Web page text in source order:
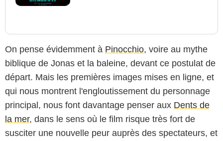
On pense évidemment à Pinocchio, voire au mythe
biblique de Jonas et la baleine, devant ce postulat de
départ. Mais les premières images mises en ligne, et
qui nous montrent l'engloutissement du personnage
principal, nous font davantage penser aux Dents de
la mer, dans le sens où le film risque très fort de
susciter une nouvelle peur auprès des spectateurs, et